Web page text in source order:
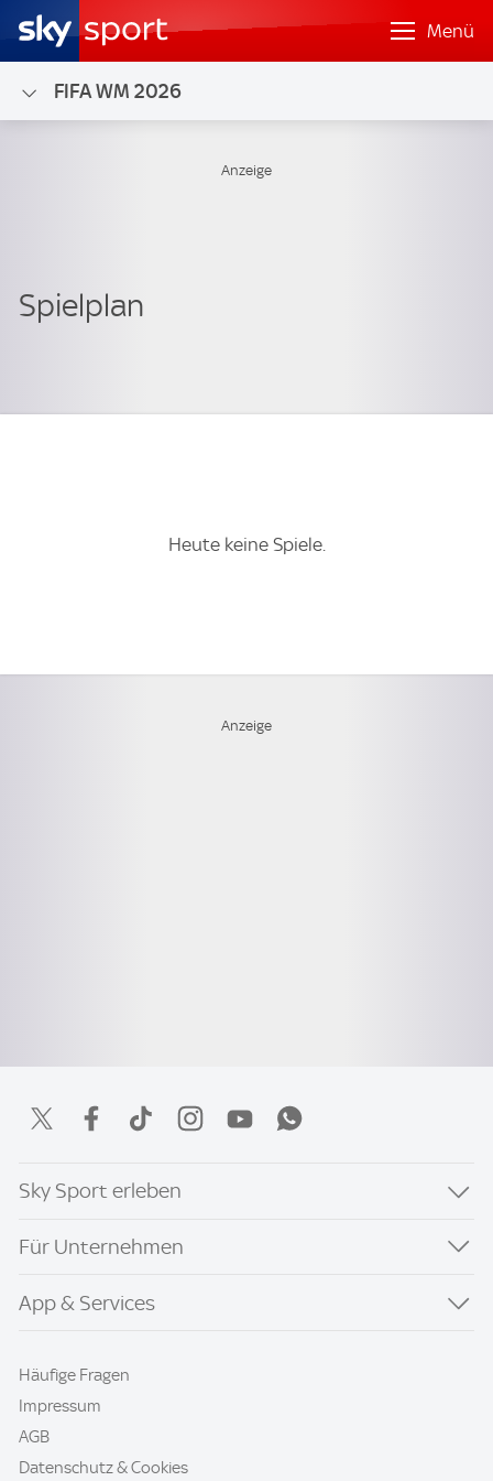
Menü
FIFA WM 2026
Heute keine Spiele.
Sky Sport erleben
Für Unternehmen
App & Services
Häufige Fragen
Impressum
AGB
Datenschutz & Cookies